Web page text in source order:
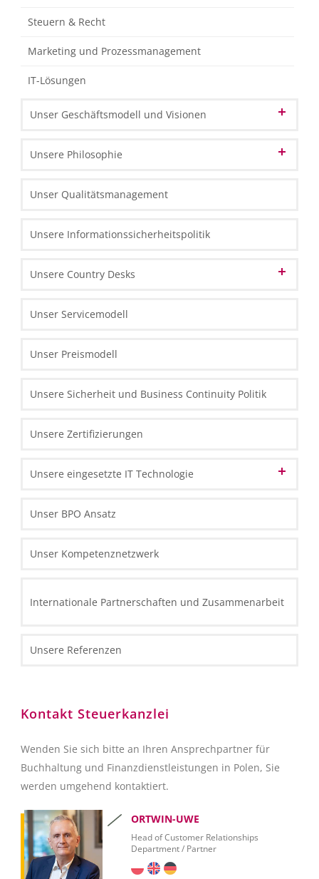
Steuern & Recht
Marketing und Prozessmanagement
IT-Lösungen
Unser Geschäftsmodell und Visionen
Unsere Vision vom Cloud-Computing
Unsere Philosophie
Unsere Identität
Unsere Mitgliedschaften
Unser Markenname
Unsere Mitarbeiter
Unsere Organisation & Prozesse
Unsere Strategie & Erfolgsfaktoren
Unser Qualitätsmanagement
Unsere Informationssicherheitspolitik
Unsere Country Desks
Austrian Desk in Polen
German Desk in Polen
Unser Servicemodell
Unser Preismodell
Unsere Sicherheit und Business Continuity Politik
Unsere Zertifizierungen
Unsere eingesetzte IT Technologie
Datencenter
Customer Relation Management
SQL Server 2012 Report Builder
Unser BPO Ansatz
Unser Kompetenznetzwerk
Internationale Partnerschaften und Zusammenarbeit
Unsere Referenzen
Kontakt Steuerkanzlei
Wenden Sie sich bitte an Ihren Ansprechpartner für
Buchhaltung und Finanzdienstleistungen in Polen, Sie
werden umgehend kontaktiert.
ORTWIN-UWE
Head of Customer Relationships
Department / Partner